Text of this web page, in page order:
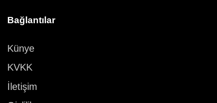
Bağlantılar
Künye
KVKK
İletişim